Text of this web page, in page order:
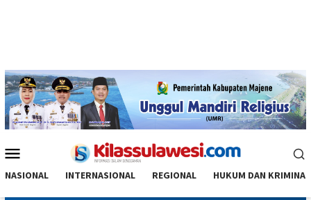
Mobile
NASIONAL INTERNASIONAL REGIONAL HUKUM DAN KRIMINAL